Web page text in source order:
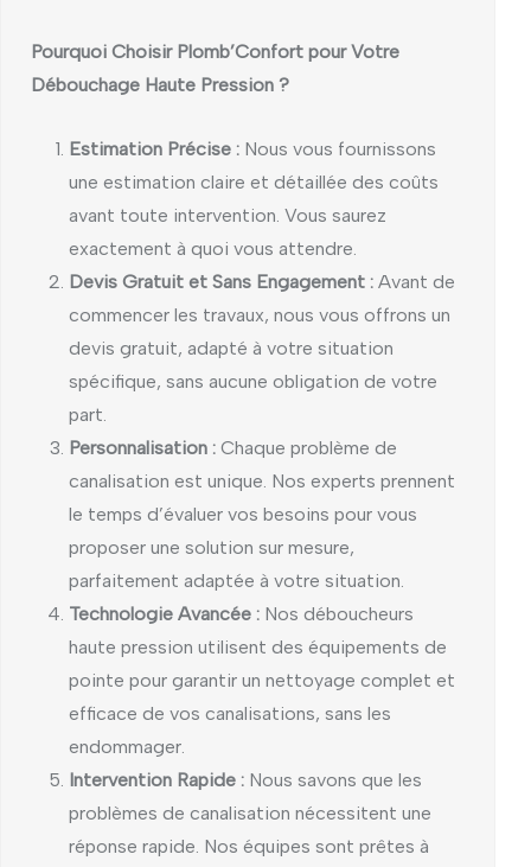
Pourquoi Choisir Plomb’Confort pour Votre
Débouchage Haute Pression ?
Estimation Précise : Nous vous fournissons
une estimation claire et détaillée des coûts
avant toute intervention. Vous saurez
exactement à quoi vous attendre.
Devis Gratuit et Sans Engagement : Avant de
commencer les travaux, nous vous offrons un
devis gratuit, adapté à votre situation
spécifique, sans aucune obligation de votre
part.
Personnalisation : Chaque problème de
canalisation est unique. Nos experts prennent
le temps d’évaluer vos besoins pour vous
proposer une solution sur mesure,
parfaitement adaptée à votre situation.
Technologie Avancée : Nos déboucheurs
haute pression utilisent des équipements de
pointe pour garantir un nettoyage complet et
efficace de vos canalisations, sans les
endommager.
Intervention Rapide : Nous savons que les
problèmes de canalisation nécessitent une
réponse rapide. Nos équipes sont prêtes à